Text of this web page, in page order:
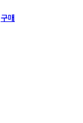
구매